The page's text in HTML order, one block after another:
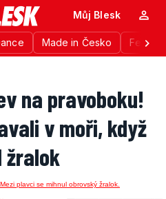
Made in Česko
Můj Blesk
na pravoboku!
v moři, když
žralok